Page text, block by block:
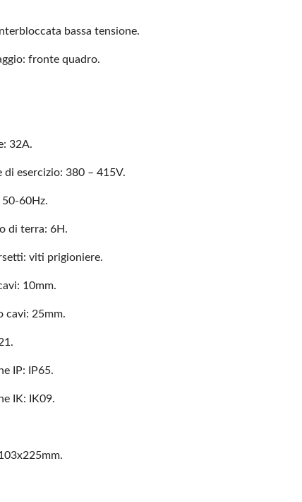
bassa tensione.
fronte quadro.
32A.
di esercizio: 380 – 415V.
50-60Hz.
di terra: 6H.
viti prigioniere.
10mm.
cavi: 25mm.
IP: IP65.
IK: IK09.